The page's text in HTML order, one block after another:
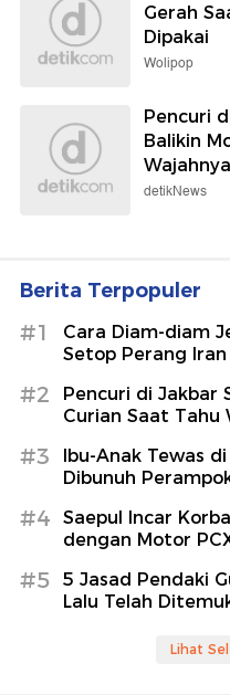
Gerah
Dipakai
Wolipop
Pencuri
Balikin
detikNews
Berita Terpopuler
#1
Cara Diam-diam
Setop Perang Iran
#2
Pencuri di Jakbar
Curian Saat Tahu
#3
Ibu-Anak Tewas
Dibunuh
#4
Saepul Incar
dengan Motor
#5
5 Jasad Pendaki
Lalu Telah
Lihat